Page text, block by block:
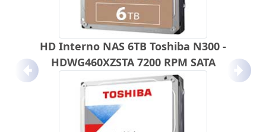
HD Interno NAS 6TB Toshiba N300 -
HDWG460XZSTA 7200 RPM SATA
Anterior